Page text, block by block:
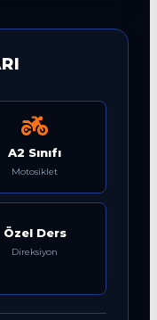
A2 Sınıfı
Motosiklet
Özel Ders
Direksiyon